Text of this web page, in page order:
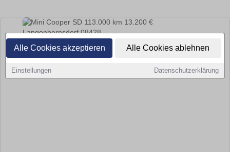
Alle Cookies akzeptieren Alle Cookies ablehnen
Einstellungen Datenschutzerklärung